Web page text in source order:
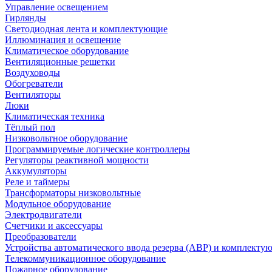
Управление освещением
Гирлянды
Светодиодная лента и комплектующие
Иллюминация и освещение
Климатическое оборудование
Вентиляционные решетки
Воздуховоды
Обогреватели
Вентиляторы
Люки
Климатическая техника
Тёплый пол
Низковольтное оборудование
Программируемые логические контроллеры
Регуляторы реактивной мощности
Аккумуляторы
Реле и таймеры
Трансформаторы низковольтные
Модульное оборудование
Электродвигатели
Счетчики и аксессуары
Преобразователи
Устройства автоматического ввода резерва (АВР) и
Телекоммуникационное оборудование
Пожарное оборудование